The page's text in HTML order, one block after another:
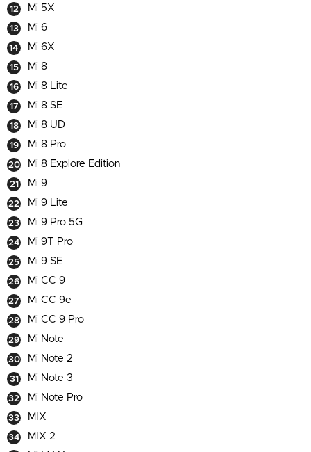
Mi 5X
Mi 6
Mi 6X
Mi 8
Mi 8 Lite
Mi 8 SE
Mi 8 UD
Mi 8 Pro
Mi 8 Explore Edition
Mi 9
Mi 9 Lite
Mi 9 Pro 5G
Mi 9T Pro
Mi 9 SE
Mi CC 9
Mi CC 9e
Mi CC 9 Pro
Mi Note
Mi Note 2
Mi Note 3
Mi Note Pro
MIX
MIX 2